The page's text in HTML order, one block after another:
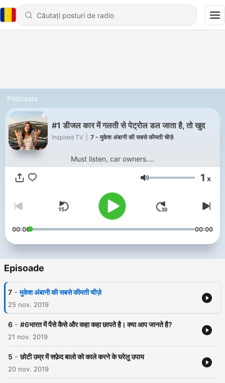
Podcasts
#1 डीजल कार में गलती से पेट्रोल डल जाता है, तो खुद
Inspired TV 7 - मुकेश अंबानी की सबसे कीमती चीज़े
Must listen, car owners....
Volum 1 x
00:00 00:00
Episoade
7 - मुकेश अंबानी की सबसे कीमती चीज़े
25 nov. 2019
6 - #6भारत में पैसे कैसे और कहा कहा छापते है। क्या आप जानते है?
21 nov. 2019
5 - छोटी उम्र में सफ़ेद बालो को काले करने के घरेलु उपाय
20 nov. 2019